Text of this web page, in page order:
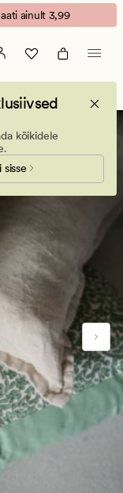
ainult 3,99
kõikidele
Dekoratiivpadja katted